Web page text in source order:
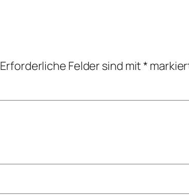
Erforderliche Felder sind mit*